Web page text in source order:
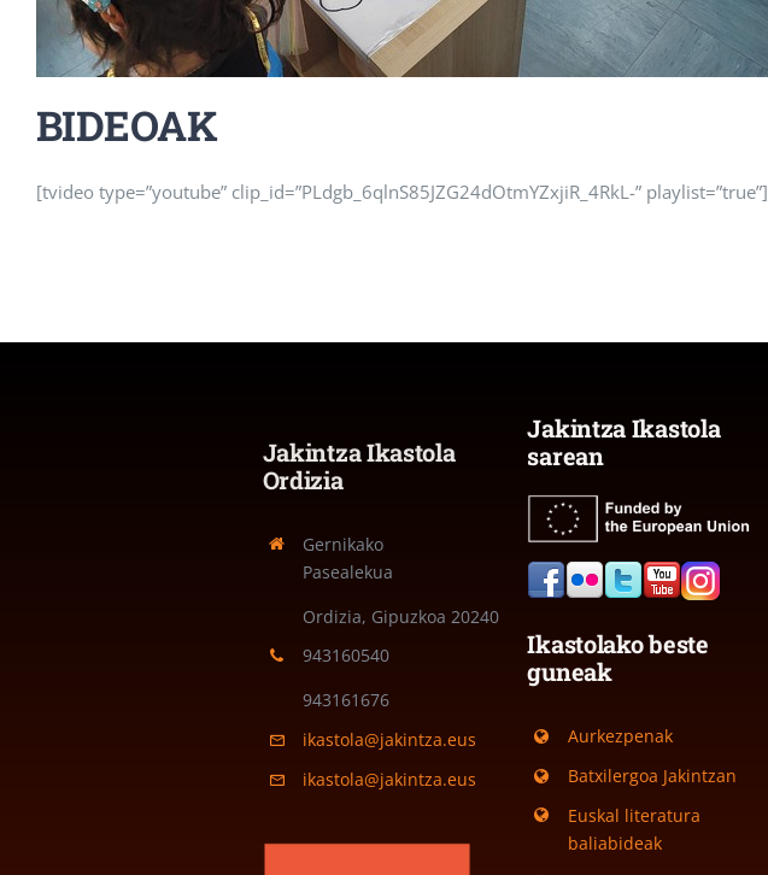
BIDEOAK
[tvideo type=”youtube” clip_id=”PLdgb_6qlnS85JZG24dOtmYZxjiR_4RkL-” playlist=”true”]
Jakintza Ikastola
Ordizia
Gernikako
Pasealekua
Ordizia, Gipuzkoa 20240
943160540
943161676
ikastola@jakintza.eus
ikastola@jakintza.eus
Jakintza Ikastola
sarean
Ikastolako beste
guneak
Aurkezpenak
Batxilergoa Jakintzan
Euskal literatura
baliabideak